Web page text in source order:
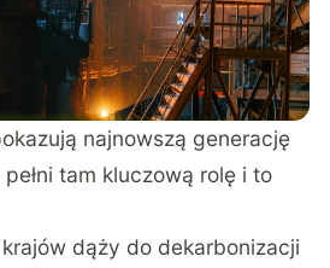
najnowszą generację
tam kluczową rolę i to
dąży do dekarbonizacji